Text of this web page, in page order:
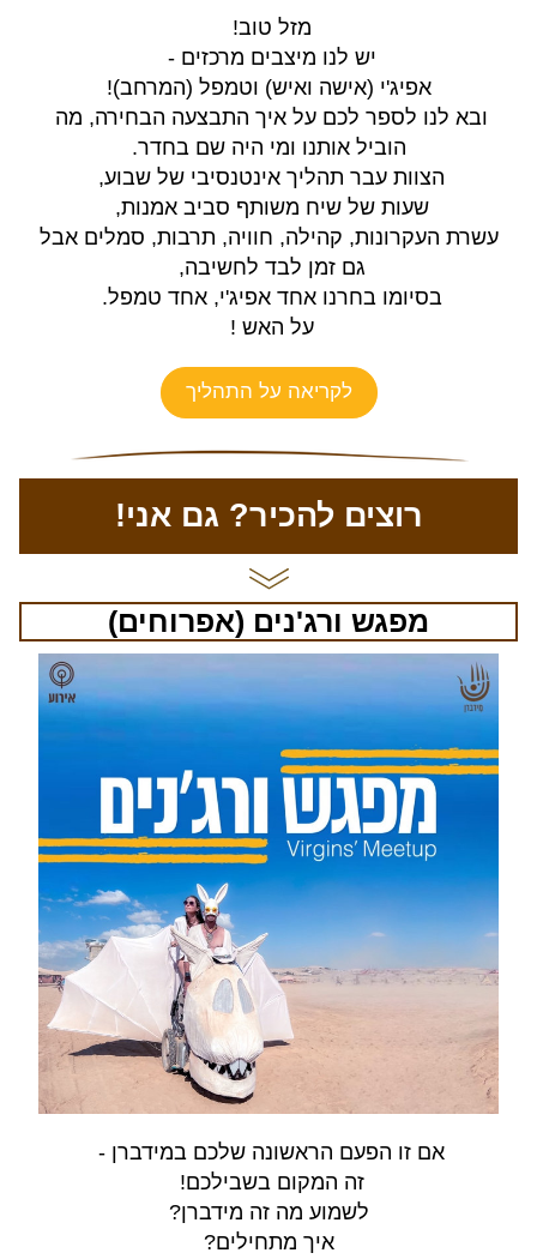
מזל טוב!
יש לנו מיצבים מרכזים -
אפיג'י (אישה ואיש) וטמפל (המרחב)!
הוביל אותנו ומי היה שם בחדר.
הצוות עבר תהליך אינטנסיבי של שבוע,
שעות של שיח משותף סביב אמנות,
גם זמן לבד לחשיבה,
בסיומו בחרנו אחד אפיג'י, אחד טמפל.
על האש !
לקריאה על התהליך
רוצים להכיר? גם אני!
מפגש ורג'נים (אפרוחים)
אם זו הפעם הראשונה שלכם במידברן -
זה המקום בשבילכם!
לשמוע מה זה מידברן?
איך מתחילים?